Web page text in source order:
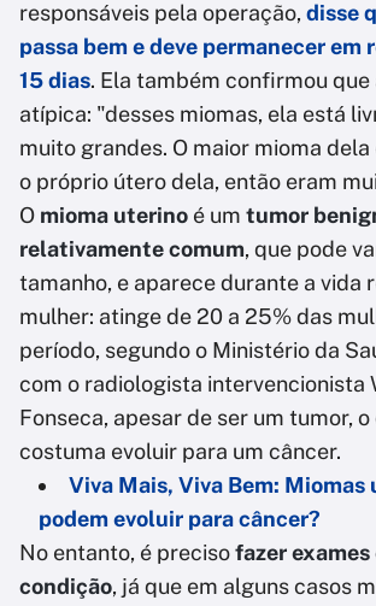
responsáveis pela operação, disse
passa bem e deve permanecer em
15 dias. Ela também confirmou que
atípica: "desses miomas, ela está
muito grandes. O maior mioma
o próprio útero dela, então eram
O mioma uterino é um tumor
relativamente comum, que pode
tamanho, e aparece durante a vida
mulher: atinge de 20 a 25% das
período, segundo o Ministério da
com o radiologista intervencionista
Fonseca, apesar de ser um tumor,
costuma evoluir para um câncer.
Viva Mais, Viva Bem: Miomas
podem evoluir para câncer?
No entanto, é precisofazer exames
condição, já que em alguns casos